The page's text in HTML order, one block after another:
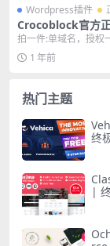
Wordpress插件
Crocoblock官方
全套插件动态模板
拍一件:单域名，授权
ck简介 Crocoblock是
1 年前
热门主题
终
|